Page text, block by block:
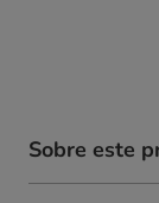
Sobre este